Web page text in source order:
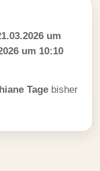
um
um 10:10
Tage bisher